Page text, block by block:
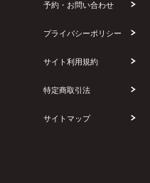
予約・お問い合わせ
プライバシーポリシー
サイト利用規約
特定商取引法
サイトマップ